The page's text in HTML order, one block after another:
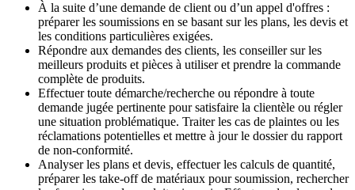
À la suite d’une demande de client ou d’un appel d'offres :
préparer les soumissions en se basant sur les plans, les devis et
les conditions particulières exigées.
Répondre aux demandes des clients, les conseiller sur les
meilleurs produits et pièces à utiliser et prendre la commande
complète de produits.
Effectuer toute démarche/recherche ou répondre à toute
demande jugée pertinente pour satisfaire la clientèle ou régler
une situation problématique. Traiter les cas de plaintes ou les
réclamations potentielles et mettre à jour le dossier du rapport
de non-conformité.
Analyser les plans et devis, effectuer les calculs de quantité,
préparer les take-off de matériaux pour soumission, rechercher